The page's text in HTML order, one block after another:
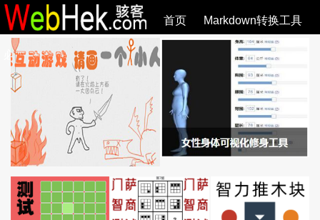
首页 Markdown转换工具
必观作品 SVG教程 SVG手册 全部文章